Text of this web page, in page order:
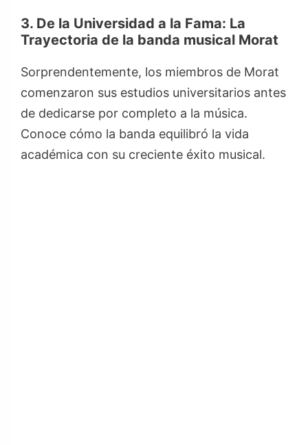
3. De la Universidad a la Fama: La
Trayectoria de la banda musical Morat
Sorprendentemente, los miembros de Morat
comenzaron sus estudios universitarios antes
de dedicarse por completo a la música.
Conoce cómo la banda equilibró la vida
académica con su creciente éxito musical.